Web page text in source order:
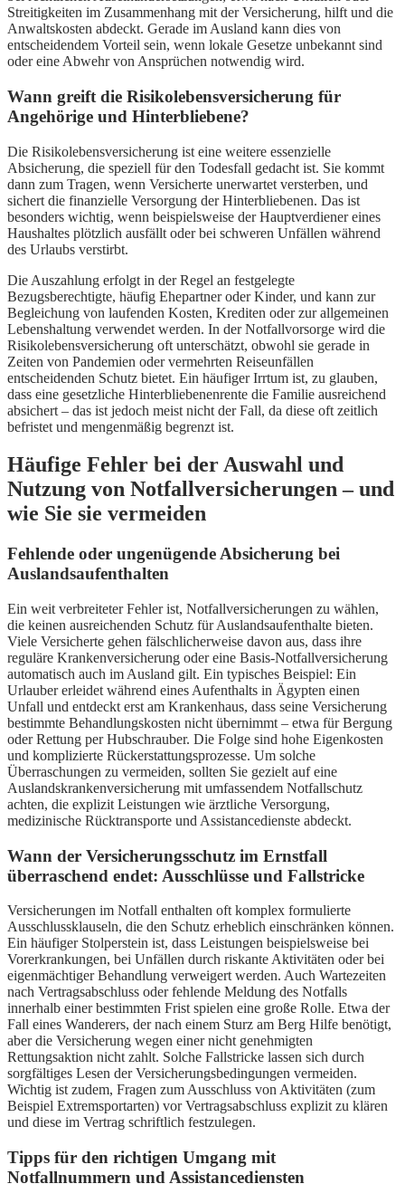
Streitigkeiten im Zusammenhang mit der Versicherung, hilft und die
Anwaltskosten abdeckt. Gerade im Ausland kann dies von
entscheidendem Vorteil sein, wenn lokale Gesetze unbekannt sind
oder eine Abwehr von Ansprüchen notwendig wird.
Wann greift die Risikolebensversicherung für
Angehörige und Hinterbliebene?
Die Risikolebensversicherung ist eine weitere essenzielle
Absicherung, die speziell für den Todesfall gedacht ist. Sie kommt
dann zum Tragen, wenn Versicherte unerwartet versterben, und
sichert die finanzielle Versorgung der Hinterbliebenen. Das ist
besonders wichtig, wenn beispielsweise der Hauptverdiener eines
Haushaltes plötzlich ausfällt oder bei schweren Unfällen während
des Urlaubs verstirbt.
Die Auszahlung erfolgt in der Regel an festgelegte
Bezugsberechtigte, häufig Ehepartner oder Kinder, und kann zur
Begleichung von laufenden Kosten, Krediten oder zur allgemeinen
Lebenshaltung verwendet werden. In der Notfallvorsorge wird die
Risikolebensversicherung oft unterschätzt, obwohl sie gerade in
Zeiten von Pandemien oder vermehrten Reiseunfällen
entscheidenden Schutz bietet. Ein häufiger Irrtum ist, zu glauben,
dass eine gesetzliche Hinterbliebenenrente die Familie ausreichend
absichert – das ist jedoch meist nicht der Fall, da diese oft zeitlich
befristet und mengenmäßig begrenzt ist.
Häufige Fehler bei der Auswahl und
Nutzung von Notfallversicherungen – und
wie Sie sie vermeiden
Fehlende oder ungenügende Absicherung bei
Auslandsaufenthalten
Ein weit verbreiteter Fehler ist, Notfallversicherungen zu wählen,
die keinen ausreichenden Schutz für Auslandsaufenthalte bieten.
Viele Versicherte gehen fälschlicherweise davon aus, dass ihre
reguläre Krankenversicherung oder eine Basis-Notfallversicherung
automatisch auch im Ausland gilt. Ein typisches Beispiel: Ein
Urlauber erleidet während eines Aufenthalts in Ägypten einen
Unfall und entdeckt erst am Krankenhaus, dass seine Versicherung
bestimmte Behandlungskosten nicht übernimmt – etwa für Bergung
oder Rettung per Hubschrauber. Die Folge sind hohe Eigenkosten
und komplizierte Rückerstattungsprozesse. Um solche
Überraschungen zu vermeiden, sollten Sie gezielt auf eine
Auslandskrankenversicherung mit umfassendem Notfallschutz
achten, die explizit Leistungen wie ärztliche Versorgung,
medizinische Rücktransporte und Assistancedienste abdeckt.
Wann der Versicherungsschutz im Ernstfall
überraschend endet: Ausschlüsse und Fallstricke
Versicherungen im Notfall enthalten oft komplex formulierte
Ausschlussklauseln, die den Schutz erheblich einschränken können.
Ein häufiger Stolperstein ist, dass Leistungen beispielsweise bei
Vorerkrankungen, bei Unfällen durch riskante Aktivitäten oder bei
eigenmächtiger Behandlung verweigert werden. Auch Wartezeiten
nach Vertragsabschluss oder fehlende Meldung des Notfalls
innerhalb einer bestimmten Frist spielen eine große Rolle. Etwa der
Fall eines Wanderers, der nach einem Sturz am Berg Hilfe benötigt,
aber die Versicherung wegen einer nicht genehmigten
Rettungsaktion nicht zahlt. Solche Fallstricke lassen sich durch
sorgfältiges Lesen der Versicherungsbedingungen vermeiden.
Wichtig ist zudem, Fragen zum Ausschluss von Aktivitäten (zum
Beispiel Extremsportarten) vor Vertragsabschluss explizit zu klären
und diese im Vertrag schriftlich festzulegen.
Tipps für den richtigen Umgang mit
Notfallnummern und Assistancediensten